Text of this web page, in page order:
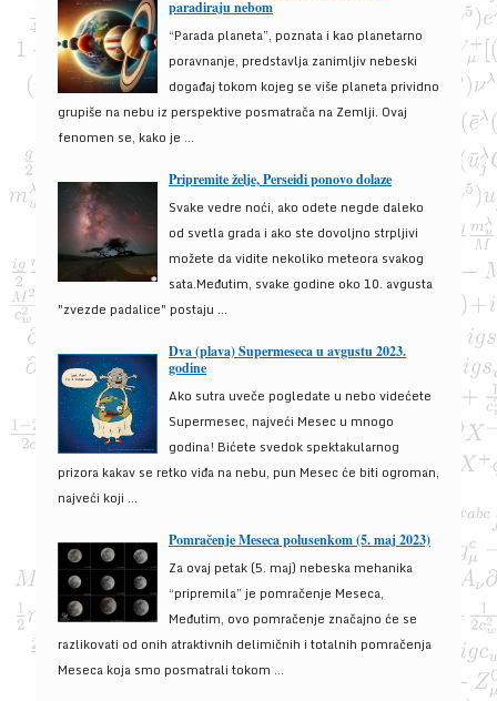
paradiraju nebom
“Parada planeta”, poznata i kao planetarno
poravnanje, predstavlja zanimljiv nebeski
događaj tokom kojeg se više planeta prividno
grupiše na nebu iz perspektive posmatrača na Zemlji. Ovaj
fenomen se, kako je ...
Pripremite želje, Perseidi ponovo dolaze
Svake vedre noći, ako odete negde daleko
od svetla grada i ako ste dovoljno strpljivi
možete da vidite nekoliko meteora svakog
sata.Međutim, svake godine oko 10. avgusta
"zvezde padalice" postaju ...
Dva (plava) Supermeseca u avgustu 2023.
godine
Ako sutra uveče pogledate u nebo videćete
Supermesec, najveći Mesec u mnogo
godina! Bićete svedok spektakularnog
prizora kakav se retko viđa na nebu, pun Mesec će biti ogroman,
najveći koji ...
Pomračenje Meseca polusenkom (5. maj 2023)
Za ovaj petak (5. maj) nebeska mehanika
“pripremila” je pomračenje Meseca,
Međutim, ovo pomračenje značajno će se
razlikovati od onih atraktivnih delimičnih i totalnih pomračenja
Meseca koja smo posmatrali tokom ...